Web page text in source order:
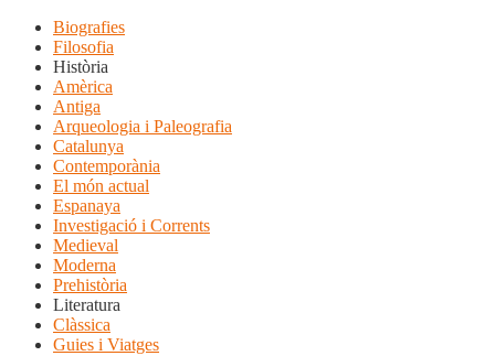
Biografies
Filosofia
Història
Amèrica
Antiga
Arqueologia i Paleografia
Catalunya
Contemporània
El món actual
Espanaya
Investigació i Corrents
Medieval
Moderna
Prehistòria
Literatura
Clàssica
Guies i Viatges